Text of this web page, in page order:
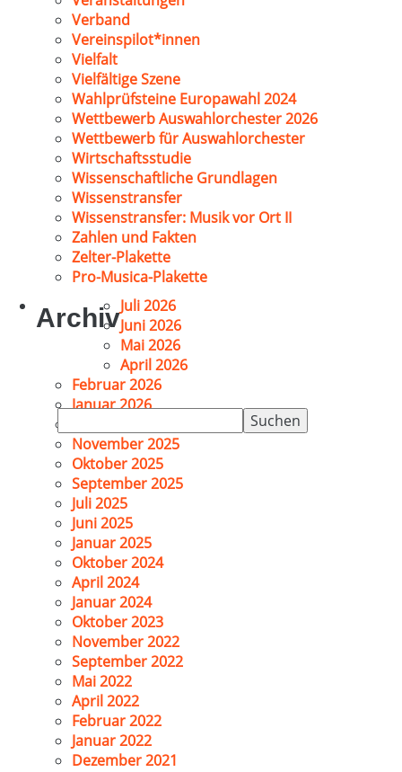
nach:
Verband
Vereinspilot*innen
Vielfalt
Vielfältige Szene
Wahlprüfsteine Europawahl 2024
Wettbewerb Auswahlorchester 2026
Wettbewerb für Auswahlorchester
Wirtschaftsstudie
Wissenschaftliche Grundlagen
Wissenstransfer
Wissenstransfer: Musik vor Ort II
Zahlen und Fakten
Zelter-Plakette
Pro-Musica-Plakette
ArchivJuli 2026
Juni 2026
Mai 2026
April 2026
Februar 2026
Januar 2026
November 2025
Oktober 2025
September 2025
Juli 2025
Juni 2025
Januar 2025
Oktober 2024
April 2024
Januar 2024
Oktober 2023
November 2022
September 2022
Mai 2022
April 2022
Februar 2022
Januar 2022
Dezember 2021